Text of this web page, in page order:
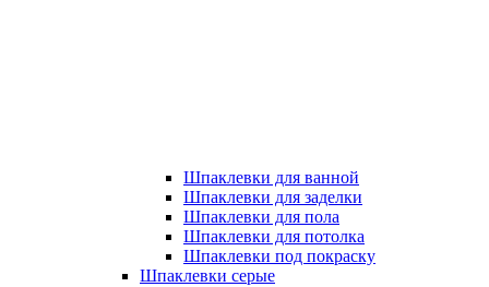
Шпаклевки для ванной
Шпаклевки для заделки
Шпаклевки для пола
Шпаклевки для потолка
Шпаклевки под покраску
Шпаклевки серые